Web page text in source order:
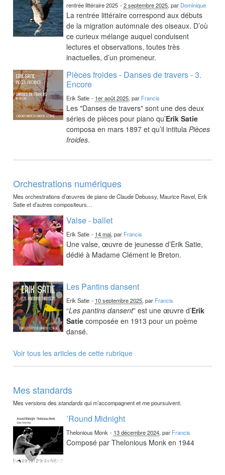
rentrée littéraire 2025 -2 septembre 2025, par Dominique
La rentrée littéraire correspond aux débuts
de la migration automnale des oiseaux. D’où
ce curieux mélange auquel conduisent
lectures et observations, toutes très
inactuelles, d’un promeneur.
Pièces froides - Danses de travers - 3.
Encore
Erik Satie - 1er août 2025, par Francis
Les "Danses de travers" sont une des deux
séries de pièces pour piano qu’Erik Satie
composa en mars 1897 et qu’il intitulaPièces
froides.
Orchestrations numériques
Mes orchestrations d’œuvres de piano de Claude Debussy, Maurice Ravel, Erik
Satie et d’autres compositeurs…
Valse - ballet
Erik Satie - 14 mai, par Francis
Une valse, œuvre de jeunesse d’Erik Satie,
dédié à Madame Clément le Breton.
Les Pantins dansent
Erik Satie - 10 septembre 2025, par Francis
“Les pantins dansent” est une œuvre d’Erik
Satie composée en 1913 pour un poème
dansé.
Voir tous les articles de cette rubrique
Mes standards
Mes versions desstandardsqui m’accompagnent et me poursuivent.
’Round Midnight
Thelonious Monk - 13 décembre 2024, par Francis
Composé par Thelonious Monk en 1944